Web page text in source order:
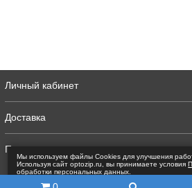
Личный кабинет
Доставка
Полная версия
Мы используем файлы Сookies для улучшения
Используя сайт optozip.ru, вы принимаете условия
обработки персональных данных